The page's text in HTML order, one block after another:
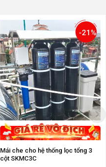
-21%
Mái che cho hệ thống lọc tổng 3
cột SKMC3C